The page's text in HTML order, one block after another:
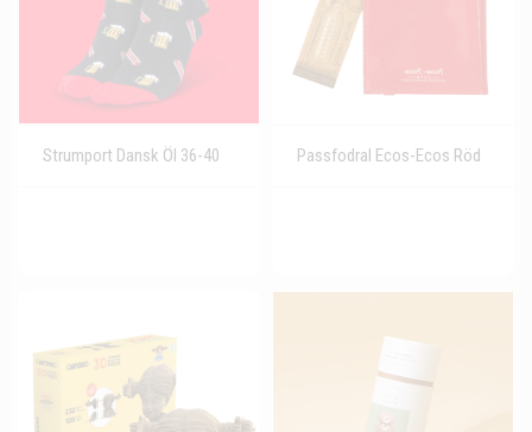
Strumport Dansk Öl 36-40 Passfodral Ecos-Ecos Röd